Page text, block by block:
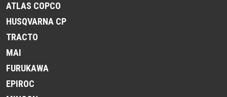
ATLAS COPCO
HUSQVARNA CP
TRACTO
MAI
FURUKAWA
EPIROC